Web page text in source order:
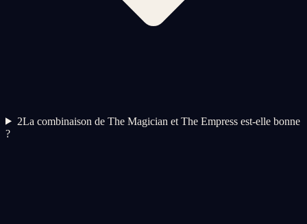
2La combinaison de The Magician et The Empress est-elle bonne
?